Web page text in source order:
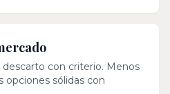
con criterio. Menos
opciones sólidas con